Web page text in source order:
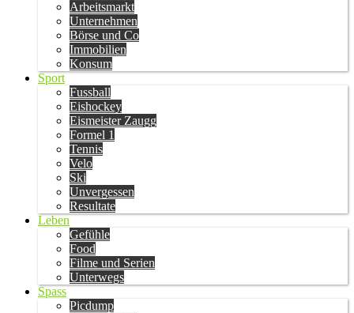
Arbeitsmarkt
Unternehmen
Börse und Co
Immobilien
Konsum
Sport
Fussball
Eishockey
Eismeister Zaugg
Formel 1
Tennis
Velo
Ski
Unvergessen
Resultate
Leben
Gefühle
Food
Filme und Serien
Unterwegs
Spass
Picdump